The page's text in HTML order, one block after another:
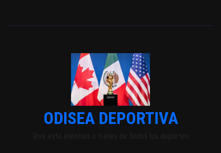
ODISEA DEPORTIVA
Vive esta aventura a través de todos los deportes